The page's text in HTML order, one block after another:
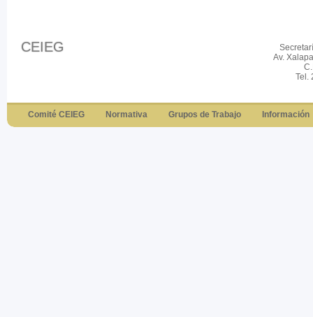
CEIEG
Av.
Tel.
Comité CEIEG Normativa Grupos de Trabajo Información